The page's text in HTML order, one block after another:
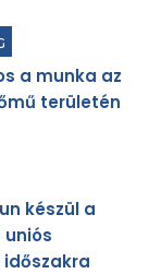
a munka az
területén
készül a
uniós